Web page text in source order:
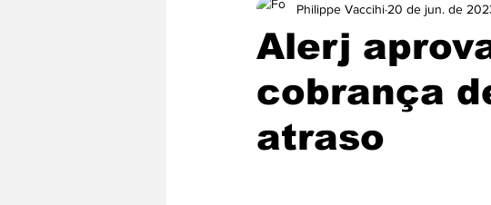
Alerj
cobrança
atraso
Philippe Vaccihi 20 de jun. de